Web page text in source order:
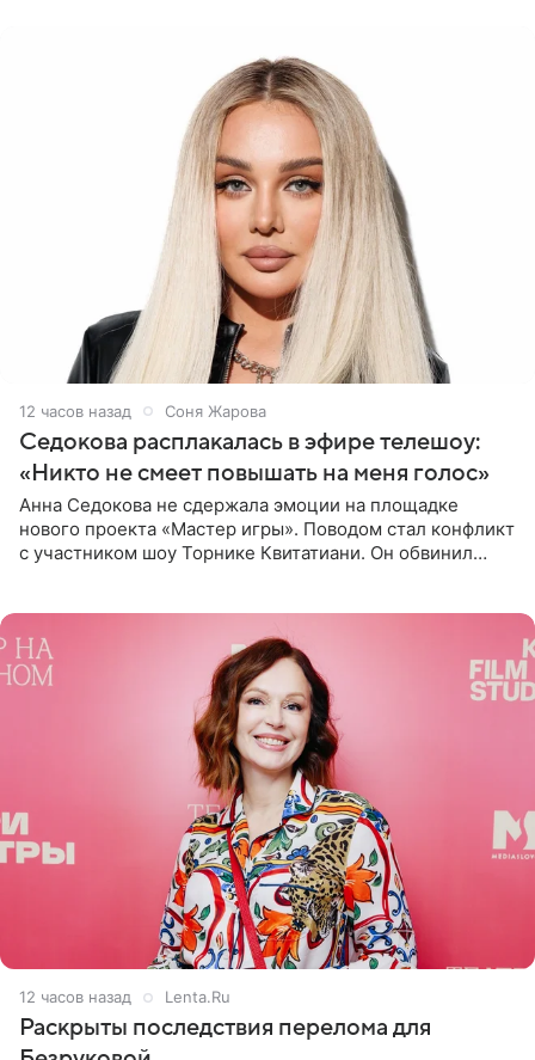
12 часов назад Соня Жарова
Седокова расплакалась в эфире телешоу:
«Никто не смеет повышать на меня голос»
Анна Седокова не сдержала эмоции на площадке
нового проекта «Мастер игры». Поводом стал конфликт
с участником шоу Торнике Квитатиани. Он обвинил
12 часов назад Lenta.Ru
Раскрыты последствия перелома для